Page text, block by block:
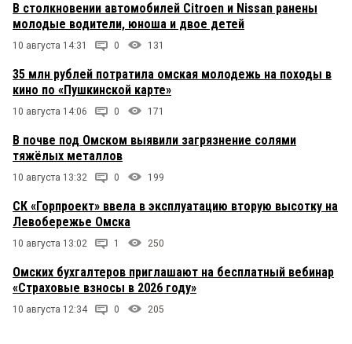
В столкновении автомобилей Citroen и Nissan ранены
молодые водители, юноша и двое детей
10 августа 14:31 0 131
35 млн рублей потратила омская молодежь на походы в
кино по «Пушкинской карте»
10 августа 14:06 0 171
В почве под Омском выявили загрязнение солями
тяжёлых металлов
10 августа 13:32 0 199
СК «Горпроект» ввела в эксплуатацию вторую высотку на
Левобережье Омска
10 августа 13:02 1 250
Омских бухгалтеров приглашают на бесплатный вебинар
«Страховые взносы в 2026 году»
10 августа 12:34 0 205